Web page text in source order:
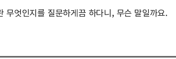
무엇인지를 질문하게끔 하다니, 무슨 말일까요.